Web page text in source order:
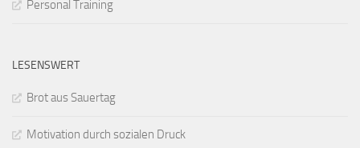
Personal Training
LESENSWERT
Brot aus Sauertag
Motivation durch sozialen Druck